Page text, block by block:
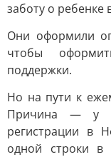
заботу о ребенке
Они оформили
чтобы
поддержки.
Но на пути к
Причина — у
регистрации в
одной строки в